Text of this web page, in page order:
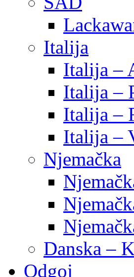
Italija
Italija –
Italija –
Italija –
Italija –
Njemačka
Danska –
Odgoj